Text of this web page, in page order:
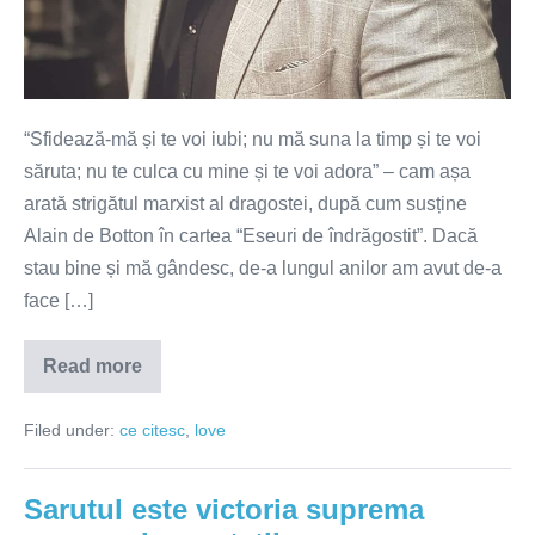
“Sfidează-mă și te voi iubi; nu mă suna la timp și te voi
săruta; nu te culca cu mine și te voi adora” – cam așa
arată strigătul marxist al dragostei, după cum susține
Alain de Botton în cartea “Eseuri de îndrăgostit”. Dacă
stau bine și mă gândesc, de-a lungul anilor am avut de-a
face […]
Read more
Dragostea
se
distruge
implinire
Filed under: ce citesc love
Sarutul este victoria suprema